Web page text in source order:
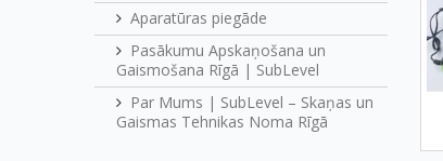
Aparatūras piegāde
Pasākumu Apskaņošana un
Gaismošana Rīgā | SubLevel
Par Mums | SubLevel – Skaņas un
Gaismas Tehnikas Noma Rīgā